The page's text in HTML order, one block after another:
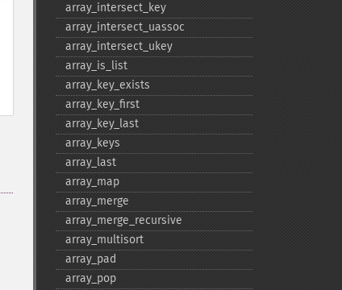
array_​intersect_​key
array_​intersect_​uassoc
array_​intersect_​ukey
array_​is_​list
array_​key_​exists
array_​key_​first
array_​key_​last
array_​keys
array_​last
array_​map
array_​merge
array_​merge_​recursive
array_​multisort
array_​pad
array_​pop